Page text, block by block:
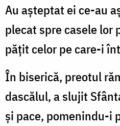
Au așteptat ei ce-au
plecat spre casele lor
pățit celor pe care-i
În biserică, preotul
dascălul, a slujit
și pace, pomenindu-i